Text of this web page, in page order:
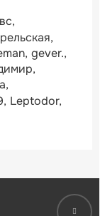
gever.
Leptodor